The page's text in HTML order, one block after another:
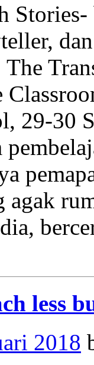
29-30
agak
less
2018